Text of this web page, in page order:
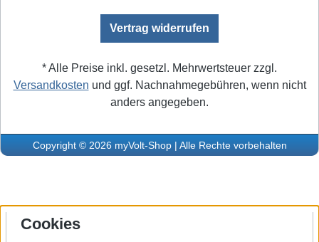
Vertrag widerrufen
* Alle Preise inkl. gesetzl. Mehrwertsteuer zzgl.
Versandkosten und ggf. Nachnahmegebühren, wenn nicht
anders angegeben.
Copyright © 2026 myVolt-Shop | Alle Rechte vorbehalten
Cookies